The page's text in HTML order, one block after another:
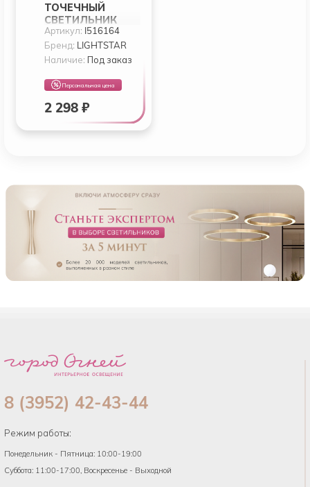
ТОЧЕЧНЫЙ
СВЕТИЛЬНИК
LIGHTSTAR INTERO
TUBO I516164
Артикул: I516164
Бренд: LIGHTSTAR
Наличие: Под заказ
Персональная цена
2 298 ₽
8 (3952) 42-43-44
Режим работы:
Понедельник - Пятница: 10:00-19:00
Суббота: 11:00-17:00, Воскресенье - Выходной